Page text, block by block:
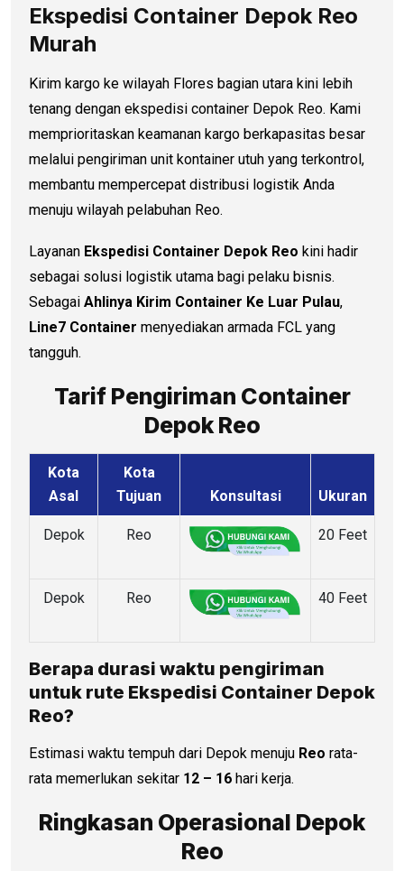
Ekspedisi Container Depok Reo
Murah
Kirim kargo ke wilayah Flores bagian utara kini lebih
tenang dengan ekspedisi container Depok Reo. Kami
memprioritaskan keamanan kargo berkapasitas besar
melalui pengiriman unit kontainer utuh yang terkontrol,
membantu mempercepat distribusi logistik Anda
menuju wilayah pelabuhan Reo.
Layanan Ekspedisi Container Depok Reo kini hadir
sebagai solusi logistik utama bagi pelaku bisnis.
Sebagai Ahlinya Kirim Container Ke Luar Pulau,
Line7 Container menyediakan armada FCL yang
tangguh.
Tarif Pengiriman Container
Depok Reo
Kota
Asal
Kota
Tujuan
Konsultasi Ukuran
Depok Reo 20 Feet
Depok Reo 40 Feet
Berapa durasi waktu pengiriman
untuk rute Ekspedisi Container Depok
Reo?
Estimasi waktu tempuh dari Depok menuju Reo rata-
rata memerlukan sekitar 12 – 16 hari kerja.
Ringkasan Operasional Depok
Reo